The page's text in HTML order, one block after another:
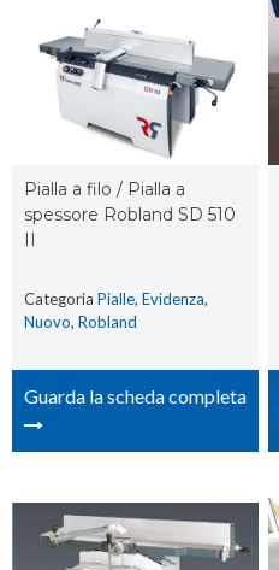
Pialla a filo / Pialla a
spessore Robland SD 510
II
Categoria Pialle, Evidenza,
Nuovo, Robland
Guarda la scheda completa